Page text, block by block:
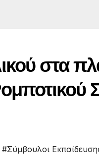
στα
#Σύμβουλοι